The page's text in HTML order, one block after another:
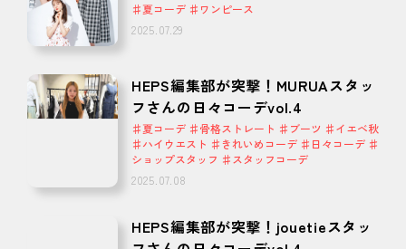
♯夏コーデ ♯ワンピース
2025.07.29
HEPS編集部が突撃！MURUAスタッ
フさんの日々コーデvol.4
♯夏コーデ ♯骨格ストレート ♯ブーツ ♯イエベ秋
♯ハイウエスト ♯きれいめコーデ ♯日々コーデ ♯
ショップスタッフ ♯スタッフコーデ
2025.07.08
HEPS編集部が突撃！jouetieスタッ